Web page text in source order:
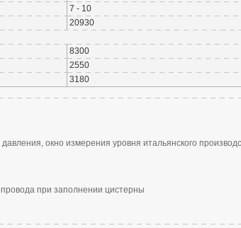
7 - 10
20930
8300
2550
3180
окно измерения уровня итальянского
при заполнении цистерны